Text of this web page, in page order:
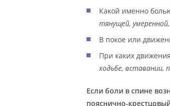
Какой именно
тянущей,
В покое или
При каких
ходьбе, вставании,
Если боли в спине
пояснично-